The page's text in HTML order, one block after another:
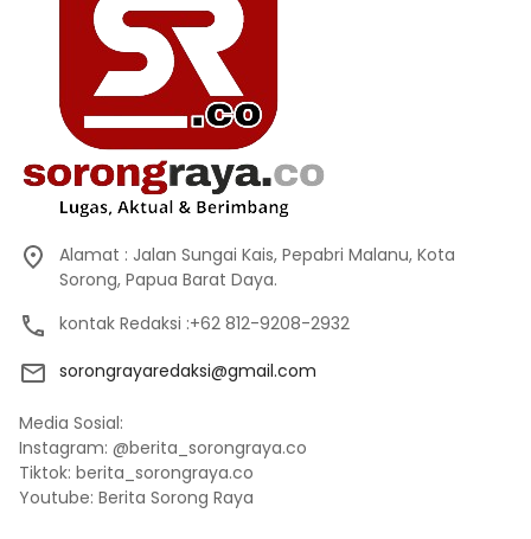
Alamat : Jalan Sungai Kais, Pepabri Malanu, Kota
Sorong, Papua Barat Daya.
kontak Redaksi :+62 812-9208-2932
sorongrayaredaksi@gmail.com
Media Sosial:
Instagram: @berita_sorongraya.co
Tiktok: berita_sorongraya.co
Youtube: Berita Sorong Raya